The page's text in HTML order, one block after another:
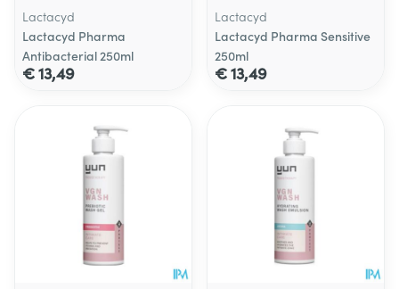
Lactacyd
Lactacyd Pharma
Antibacterial 250ml
€ 13,49
Lactacyd
Lactacyd Pharma Sensitive
250ml
€ 13,49